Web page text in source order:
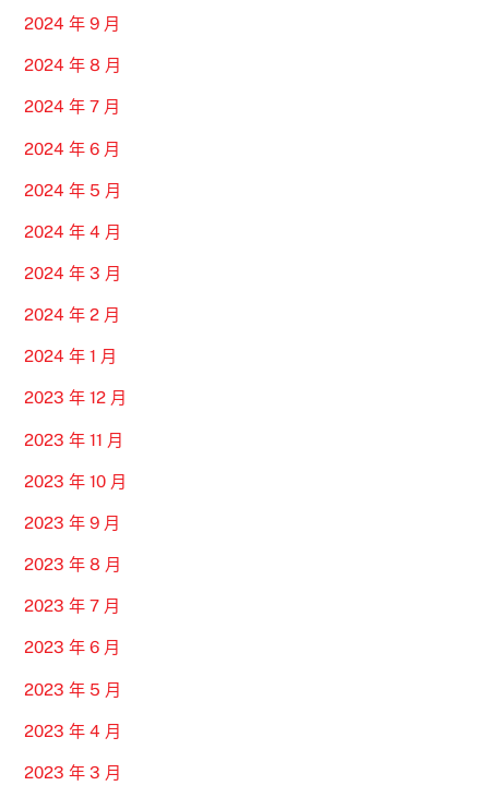
2024 年 9 月
2024 年 8 月
2024 年 7 月
2024 年 6 月
2024 年 5 月
2024 年 4 月
2024 年 3 月
2024 年 2 月
2024 年 1 月
2023 年 12 月
2023 年 11 月
2023 年 10 月
2023 年 9 月
2023 年 8 月
2023 年 7 月
2023 年 6 月
2023 年 5 月
2023 年 4 月
2023 年 3 月